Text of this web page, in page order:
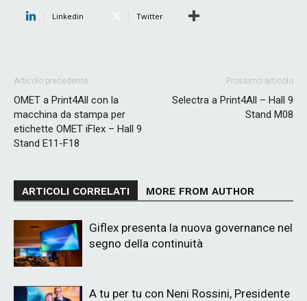
Linkedin Twitter
Articolo precedente
OMET a Print4All con la
macchina da stampa per
etichette OMET iFlex – Hall 9
Stand E11-F18
Prossimo articolo
Selectra a Print4All – Hall 9
Stand M08
ARTICOLI CORRELATI MORE FROM AUTHOR
Giflex presenta la nuova governance nel
segno della continuità
A tu per tu con Neni Rossini, Presidente